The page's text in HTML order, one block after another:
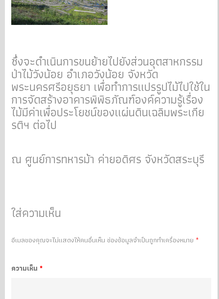
ซึ่งจะดำเนินการขนย้ายไปยังส่วนอุตสาหกรรม
ป่าไม้วังน้อย อำเภอวังน้อย จังหวัด
พระนครศรีอยุธยา เพื่อทำการแปรรูปไม้ไปใช้ใน
การจัดสร้างอาคารพิพิธภัณฑ์องค์ความรู้เรื่อง
ไม้มีค่าเพื่อประโยชน์ของแผ่นดินเฉลิมพระเกีย
รติฯ ต่อไป
ณ ศูนย์การทหารม้า ค่ายอดิศร จังหวัดสระบุรี
ใส่ความเห็น
อีเมลของคุณจะไม่แสดงให้คนอื่นเห็น ช่องข้อมูลจำเป็นถูกทำเครื่องหมาย *
ความเห็น*